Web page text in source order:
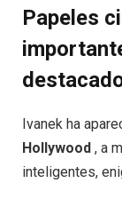
Papeles
Ivanek ha
Hollywood , a
inteligentes,